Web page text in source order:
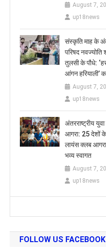
August 7,
up18news
संस्कृति माह के
परिषद नवज्योति
तुलसी के पौधे:
आंगन हरियाली’
August 7,
up18news
अंतरराष्ट्रीय
आगरा: 25 देशों
लायंस क्लब
भव्य स्वागत
August 7,
up18news
FOLLOW US FACEBOOK